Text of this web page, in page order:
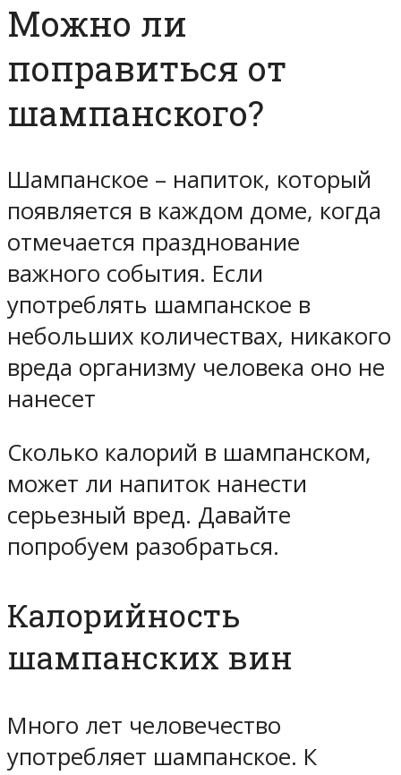
Можно ли
поправиться от
шампанского?
Шампанское – напиток, который
появляется в каждом доме, когда
отмечается празднование
важного события. Если
употреблять шампанское в
небольших количествах, никакого
вреда организму человека оно не
нанесет
Сколько калорий в шампанском,
может ли напиток нанести
серьезный вред. Давайте
попробуем разобраться.
Калорийность
шампанских вин
Много лет человечество
употребляет шампанское. К